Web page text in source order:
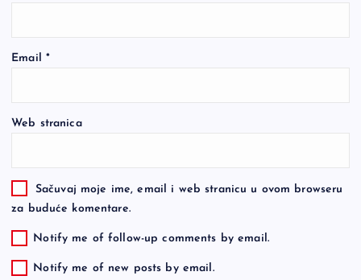
Email *
Web stranica
Sačuvaj moje ime, email i web stranicu u ovom browseru
za buduće komentare.
Notify me of follow-up comments by email.
Notify me of new posts by email.